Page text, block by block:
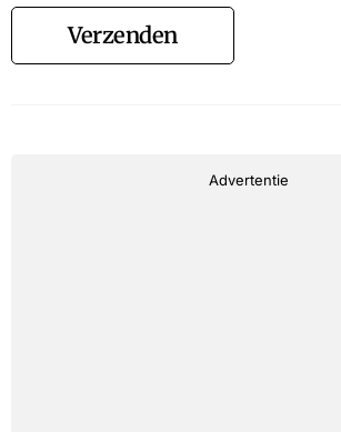
Verzenden
Advertentie